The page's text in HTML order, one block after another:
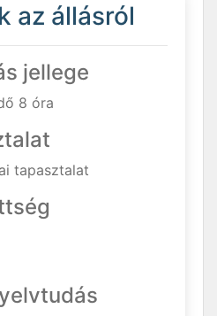
az állásról
jellege
8 óra
tapasztalat